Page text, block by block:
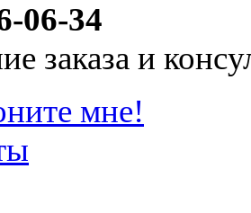
06-34
заказа и
мне!